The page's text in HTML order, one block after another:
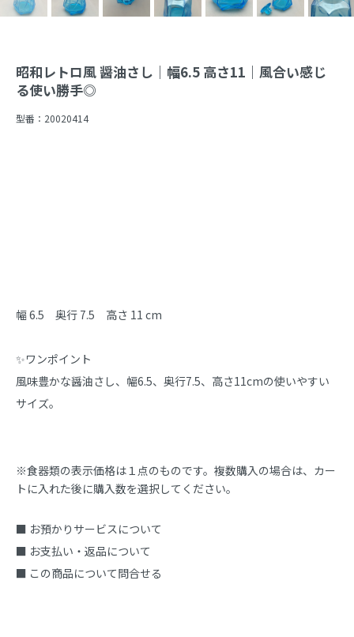
昭和レトロ風 醤油さし｜幅6.5 高さ11｜風合い感じ
る使い勝手◎
型番： 20020414
商品説明
幅 6.5　奥行 7.5　高さ 11 cm
✨ワンポイント
風味豊かな醤油さし、幅6.5、奥行7.5、高さ11cmの使いやすい
サイズ。
※食器類の表示価格は１点のものです。複数購入の場合は、カー
トに入れた後に購入数を選択してください。
■ お預かりサービスについて
■ お支払い・返品について
■ この商品について問合せる